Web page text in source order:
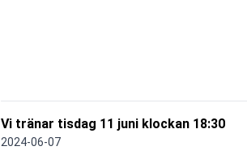
Vi tränar tisdag 11 juni klockan 18:30
2024-06-07